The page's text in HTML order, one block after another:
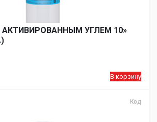
УГЛЕМ 10»
В корзину
Код